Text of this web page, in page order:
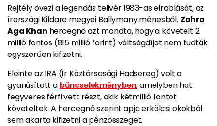
Rejtély övezi a legendás telivér 1983-as elrablását, az
írországi Kildare megyei Ballymany ménesből. Zahra
Aga Khan hercegnő azt mondta, hogy a követelt 2
millió fontos (815 millió forint) váltságdíjat nem tudták
egyszerűen kifizetni.
Eleinte az IRA (Ír Köztársasági Hadsereg) volt a
gyanúsított a bűncselekményben, amelyben hat
fegyveres férfi vett részt, akik kétmillió fontot
követeltek. A hercegnő szerint apja erkölcsi okokból
sem akarta kifizetni a pénzösszeget.